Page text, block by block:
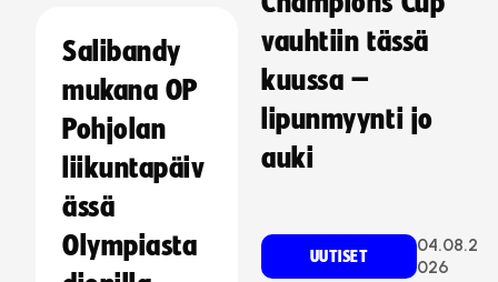
Salibandy
mukana OP
Pohjolan
liikuntapäiv
ässä
Olympiasta
vauhtiin tässä
kuussa –
lipunmyynti jo
auki
UUTISET
04.08.2
026